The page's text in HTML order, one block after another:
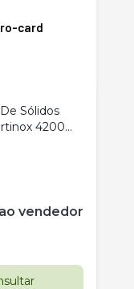
Sólidos
4200
vendedor